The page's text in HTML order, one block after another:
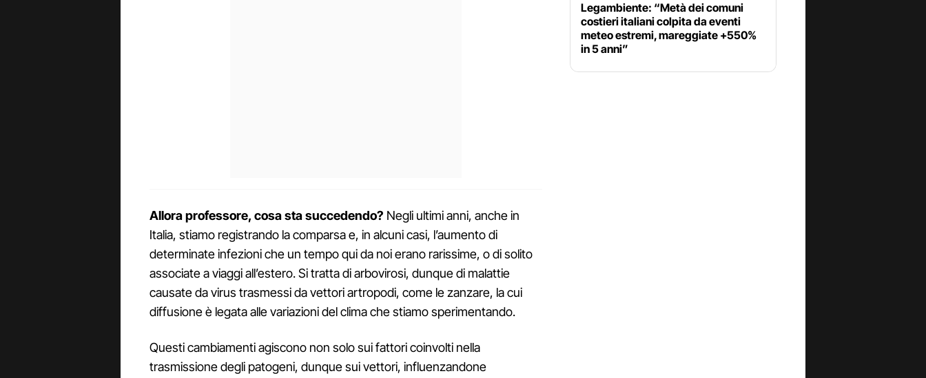
Allora professore, cosa sta succedendo? Negli ultimi anni, anche in
Italia, stiamo registrando la comparsa e, in alcuni casi, l’aumento di
determinate infezioni che un tempo qui da noi erano rarissime, o di solito
associate a viaggi all’estero. Si tratta di arbovirosi, dunque di malattie
causate da virus trasmessi da vettori artropodi, come le zanzare, la cui
diffusione è legata alle variazioni del clima che stiamo sperimentando.
Questi cambiamenti agiscono non solo sui fattori coinvolti nella
trasmissione degli patogeni, dunque sui vettori, influenzandone
Legambiente: “Metà dei comuni
costieri italiani colpita da eventi
meteo estremi, mareggiate +550%
in 5 anni”